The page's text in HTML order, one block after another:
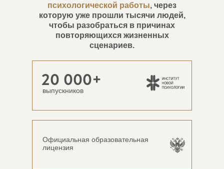
выпускников
Официальная образовательная
лицензия
20 000+
психологической работы, через
которую уже прошли тысячи людей,
чтобы разобраться в причинах
повторяющихся жизненных
сценариев.